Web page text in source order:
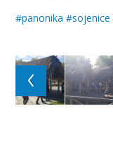
#panonika